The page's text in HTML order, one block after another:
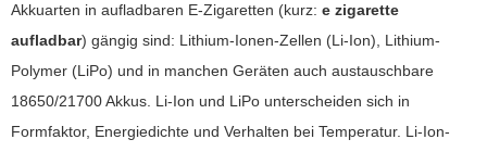
Akkuarten in aufladbaren E-Zigaretten (kurz: e zigarette
aufladbar) gängig sind: Lithium-Ionen-Zellen (Li-Ion), Lithium-
Polymer (LiPo) und in manchen Geräten auch austauschbare
18650/21700 Akkus. Li-Ion und LiPo unterscheiden sich in
Formfaktor, Energiedichte und Verhalten bei Temperatur. Li-Ion-